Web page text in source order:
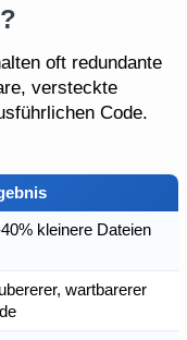
oft redundante
versteckte
Code.
kleinere Dateien
wartbarerer